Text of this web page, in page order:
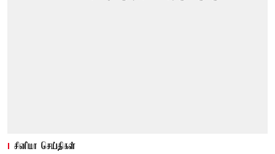
சினிமா செய்திகள்